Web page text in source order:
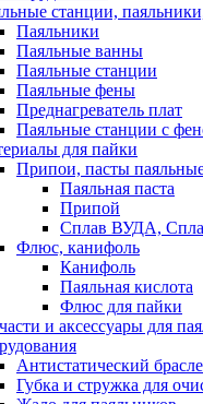
станции,
Паяльники
Паяльные ванны
Паяльные станции
Паяльные фены
Преднагреватель плат
Паяльные станции с
для пайки
Припои, пасты
Паяльная паста
Припой
Сплав ВУДА,
Флюс, канифоль
Канифоль
Паяльная кислота
Флюс для пайки
и аксессуары для
Антистатический
Губка и стружка для